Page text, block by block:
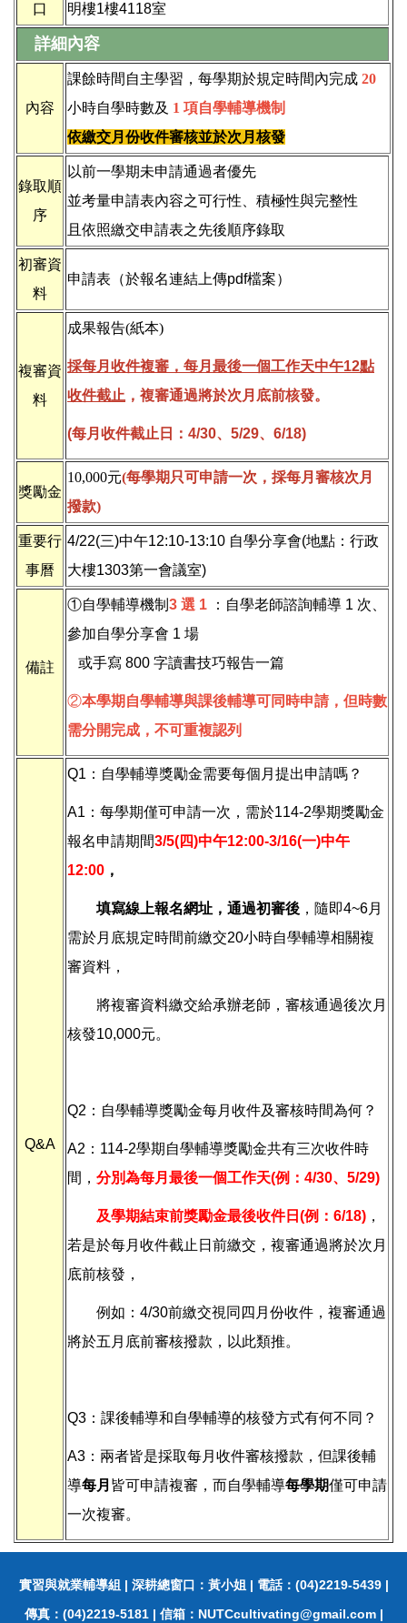
原住民語言認證獎勵金
家庭突遭變故助學金
口
明樓1樓4118室
詳細內容
內容
課餘時間自主學習，每學期於規定時間內完成 20
小時自學時數及 1 項自學輔導機制
依繳交月份收件審核並於次月核發
錄取順
序
以前一學期未申請通過者優先
並考量申請表內容之可行性、積極性與完整性
且依照繳交申請表之先後順序錄取
初審資
料
申請表（於報名連結上傳pdf檔案）
複審資
料
成果報告(紙本)
採每月收件複審，每月最後一個工作天中午12點
收件截止 ，複審通過將於次月底前核發。
(每月收件截止日：4/30、5/29、6/18)
獎勵金
10,000元(每學期只可申請一次，採每月審核次月
撥款)
重要行
事曆
4/22(三)中午12:10-13:10 自學分享會(地點：行政
大樓1303第一會議室)
備註
①自學輔導機制 3 選 1 ：自學老師諮詢輔導 1 次、
參加自學分享會 1 場
或手寫 800 字讀書技巧報告一篇
②本學期自學輔導與課後輔導可同時申請，但時數
需分開完成，不可重複認列
Q&A
Q1：自學輔導獎勵金需要每個月提出申請嗎？
A1：每學期僅可申請一次，需於114-2學期獎勵金
報名申請期間3/5(四)中午12:00-3/16(一)中午
12:00 ，
填寫線上報名網址，通過初審後 ，隨即4~6月
需於月底規定時間前繳交20小時自學輔導相關複
審資料，
將複審資料繳交給承辦老師，審核通過後次月
核發10,000元。
Q2：自學輔導獎勵金每月收件及審核時間為何？
A2：114-2學期自學輔導獎勵金共有三次收件時
間， 分別為每月最後一個工作天(例：4/30、5/29)
及學期結束前獎勵金最後收件日(例：6/18) ，
若是於每月收件截止日前繳交，複審通過將於次月
底前核發，
例如：4/30前繳交視同四月份收件，複審通過
將於五月底前審核撥款，以此類推。
Q3：課後輔導和自學輔導的核發方式有何不同？
A3：兩者皆是採取每月收件審核撥款，但課後輔
導每月 皆可申請複審，而自學輔導每學期僅可申請
一次複審。
實習與就業輔導組 | 深耕總窗口：黃小姐 | 電話：(04)2219-5439 |
傳真：(04)2219-5181 | 信箱： NUTCcultivating@gmail.com|